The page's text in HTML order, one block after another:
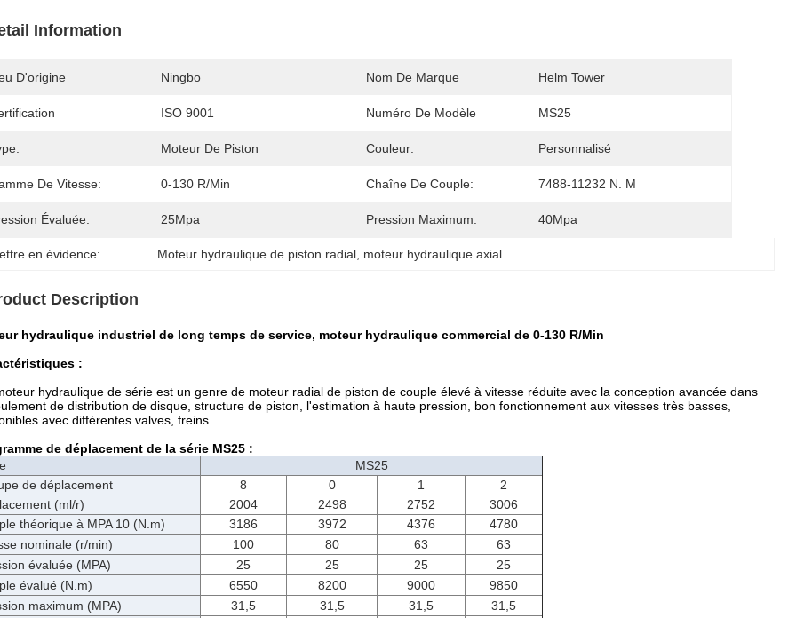
Information
D'origine Ningbo Nom De Marque Helm Tower
ISO 9001 Numéro De Modèle MS25
Moteur De Piston Couleur: Personnalisé
De Vitesse: 0-130 R/min Chaîne De Couple: 7488-11232 N. M
Évaluée: 25Mpa Pression Maximum: 40Mpa
en évidence: Moteur hydraulique de piston radial, moteur hydraulique axial
Description
hydraulique industriel de long temps de service, moteur hydraulique commercial de 0-130 R/Min
:
hydraulique de série est un genre de moteur radial de piston de couple élevé à vitesse réduite avec la conception avancée dans
de distribution de disque, structure de piston, l'estimation à haute pression, bon fonctionnement aux vitesses très basses,
avec différentes valves, freins.
de déplacement de la série MS25 :
MS25
de déplacement
8 0 1
2
(ml/r)
2004 2498 2752
3006
théorique à MPA 10 (N.m)
3186 3972 4376
4780
nominale (r/min)
100 80 63
63
évaluée (MPA)
25 25 25
25
évalué (N.m)
6550 8200 9000
9850
maximum (MPA)
31,5 31,5 31,5
31,5